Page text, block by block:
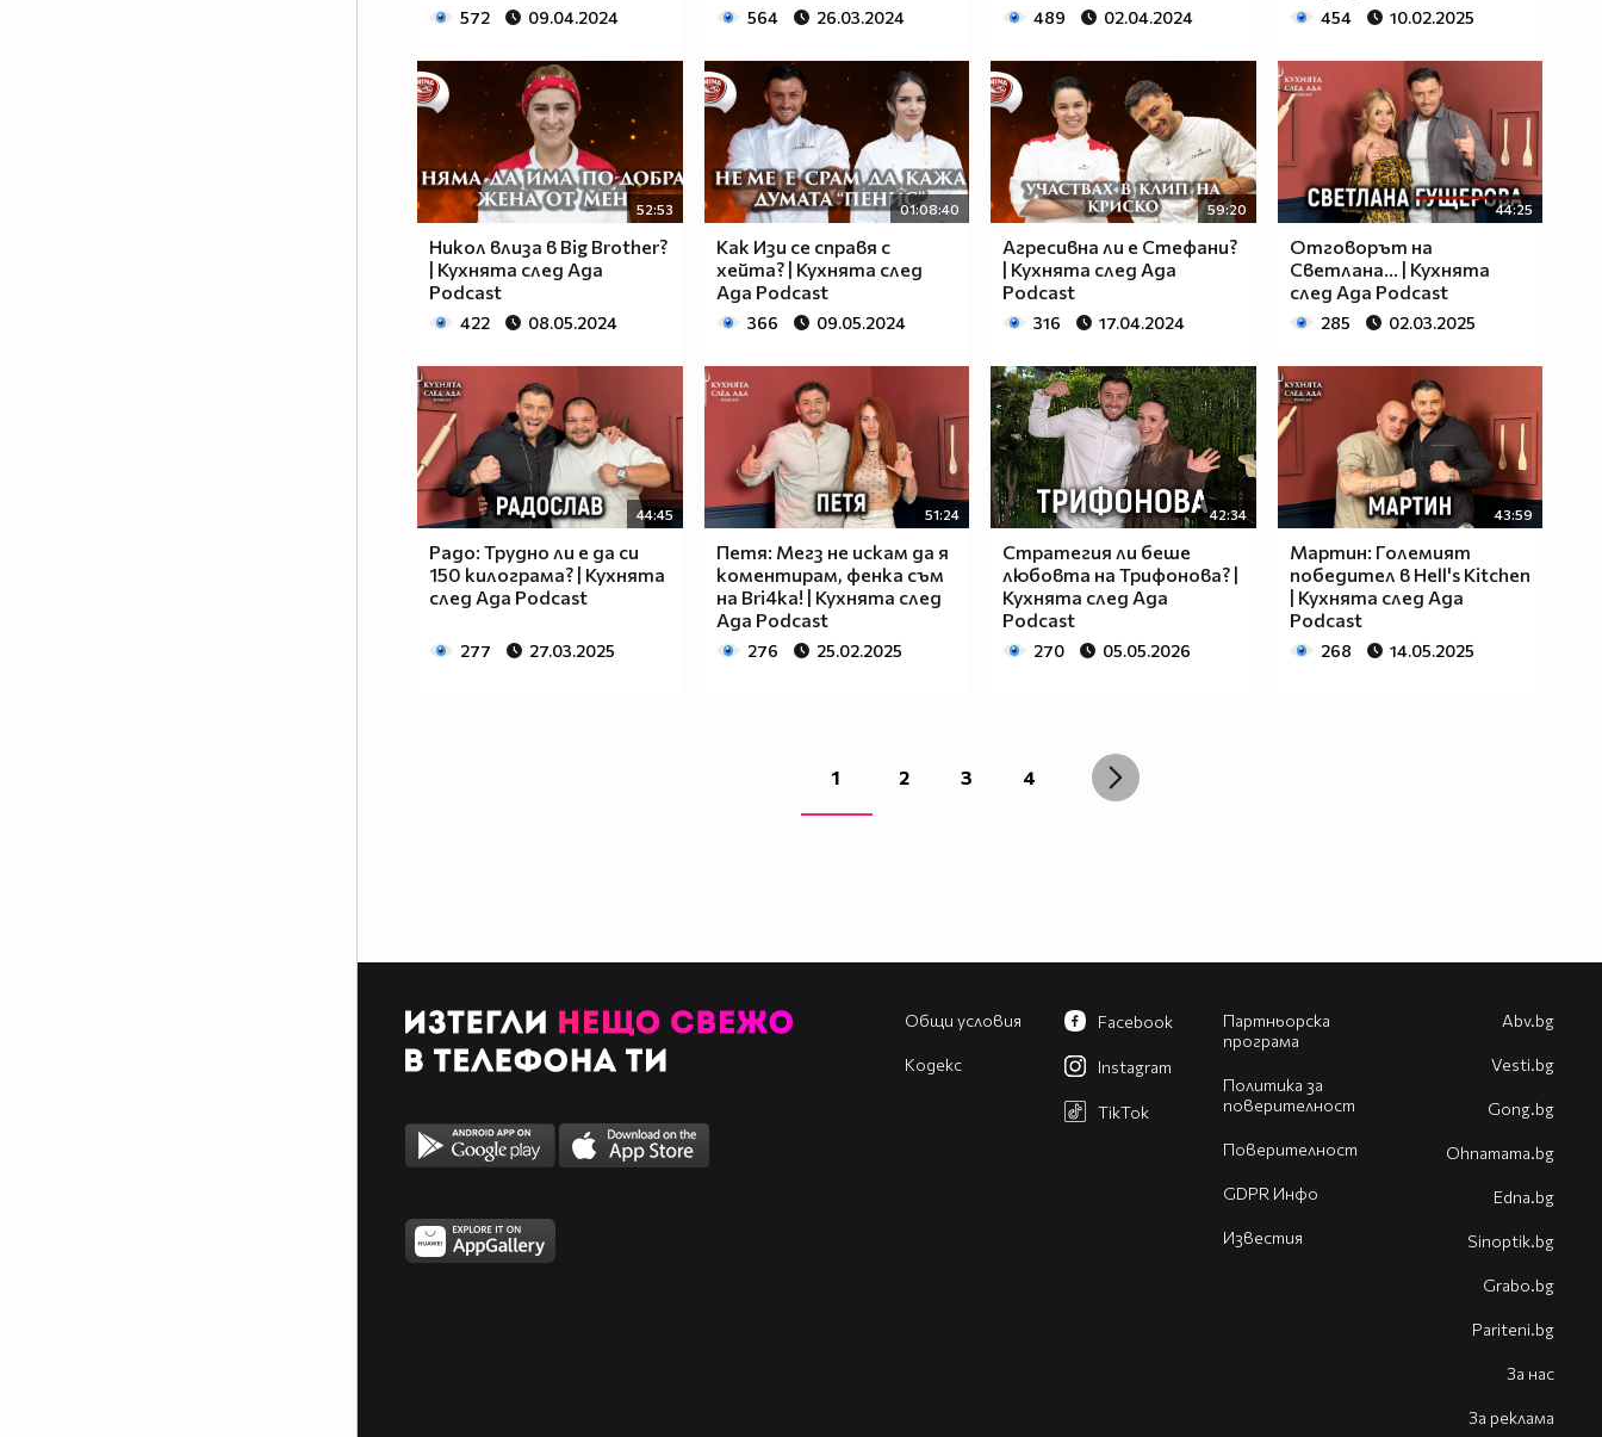
572 09.04.2024 564 26.03.2024 489 02.04.2024 454 10.02.2025
52:53
Никол влиза в Big Brother?
| Кухнята след Ада
Podcast
422 08.05.2024
01:08:40
Как Изи се справя с
хейта? | Кухнята след
Ада Podcast
366 09.05.2024
59:20
Агресивна ли е Стефани?
| Кухнята след Ада
Podcast
316 17.04.2024
44:25
Отговорът на
Светлана... | Кухнята
след Ада Podcast
285 02.03.2025
44:45
Радо: Трудно ли е да си
150 килограма? | Кухнята
след Ада Podcast
277 27.03.2025
51:24
Петя: Мегз не искам да я
коментирам, фенка съм
на Bri4ka! | Кухнята след
Ада Podcast
276 25.02.2025
42:34
Стратегия ли беше
любовта на Трифонова? |
Кухнята след Ада
Podcast
270 05.05.2026
43:59
Мартин: Големият
победител в Hell's Kitchen
| Кухнята след Ада
Podcast
268 14.05.2025
1 2 3 4
Общи условия
Кодекс
Партньорска
програма
Политика за
поверителност
Поверителност
GDPR Инфо
Известия
Facebook
Instagram
TikTok
Abv.bg
Vesti.bg
Gong.bg
Оhnamama.bg
Edna.bg
Sinoptik.bg
Grabo.bg
Pariteni.bg
За нас
За реклама